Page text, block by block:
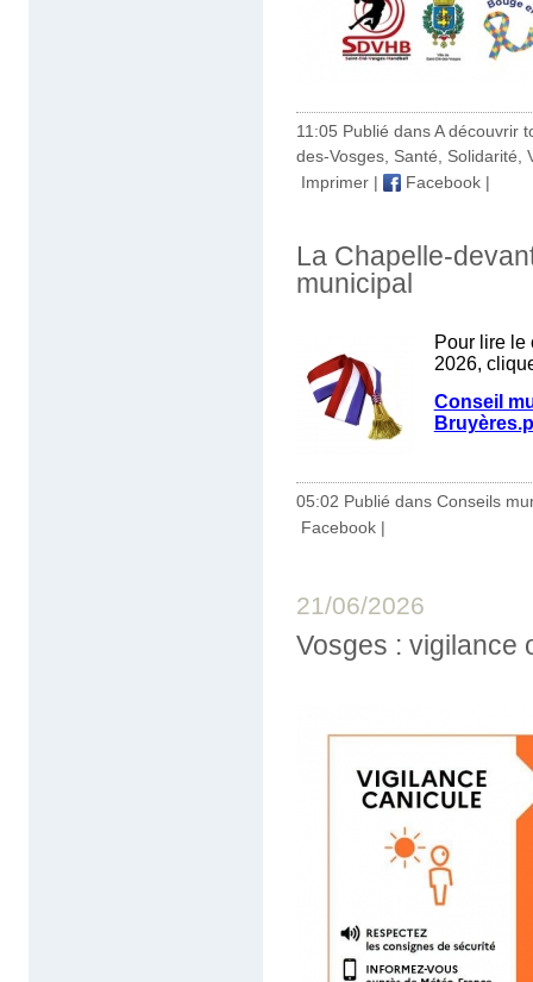
11:05 Publié dansA découvrir
des-Vosges, Santé, Solidarité,
Imprimer | Facebook |
La Chapelle-
municipal
Pour lire le
2026,
Conseil
05:02 Publié dans Conseils
Facebook |
21/06/2026
Vosges : vigilance